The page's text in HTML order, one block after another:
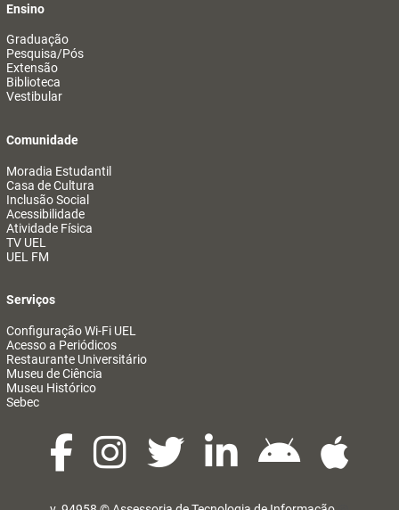
Ensino
Graduação
Pesquisa/Pós
Extensão
Biblioteca
Vestibular
Comunidade
Moradia Estudantil
Casa de Cultura
Inclusão Social
Acessibilidade
Atividade Física
TV UEL
UEL FM
Serviços
Configuração Wi-Fi UEL
Acesso a Periódicos
Restaurante Universitário
Museu de Ciência
Museu Histórico
Sebec